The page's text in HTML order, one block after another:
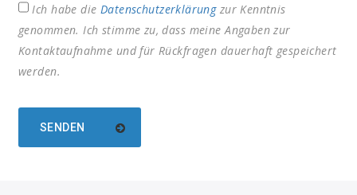
Ich habe die Datenschutzerklärungzur Kenntnis
genommen. Ich stimme zu, dass meine Angaben zur
Kontaktaufnahme und für Rückfragen dauerhaft gespeichert
werden.